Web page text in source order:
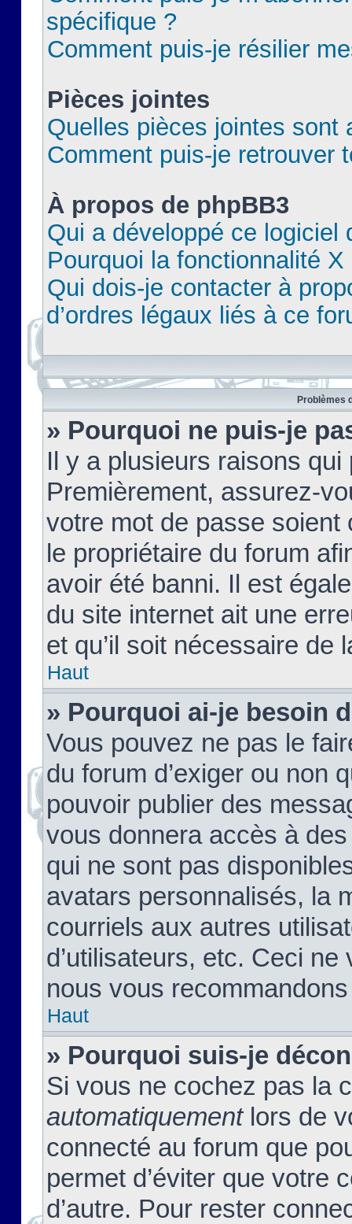
spécifique ?
Comment puis-je résilier
Pièces jointes
Quelles pièces jointes sont
Comment puis-je retrouver
À propos de phpBB3
Qui a développé ce logiciel
Pourquoi la fonctionnalité X
Qui dois-je contacter à
d’ordres légaux liés à ce
Problèmes
» Pourquoi ne puis-je
Il y a plusieurs raisons
Premièrement, assurez-
votre mot de passe soient
le propriétaire du forum
avoir été banni. Il est
du site internet ait une
et qu’il soit nécessaire de
Haut
» Pourquoi ai-je besoin
Vous pouvez ne pas le
du forum d’exiger ou non
pouvoir publier des
vous donnera accès à
qui ne sont pas
avatars personnalisés, la
courriels aux autres
d’utilisateurs, etc. Ceci
nous vous
Haut
» Pourquoi suis-je
Si vous ne cochez pas la
automatiquementlors de
connecté au forum que
permet d’éviter que votre
d’autre. Pour rester